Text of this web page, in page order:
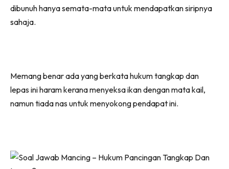
dibunuh hanya semata-mata untuk mendapatkan siripnya
sahaja.
Memang benar ada yang berkata hukum tangkap dan
lepas ini haram kerana menyeksa ikan dengan mata kail,
namun tiada nas untuk menyokong pendapat ini.